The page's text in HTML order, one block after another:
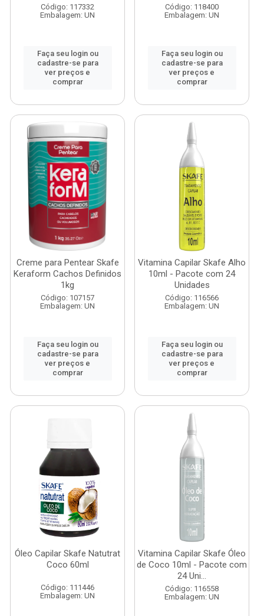
Código: 117332
Embalagem: UN
Faça seu login ou
cadastre-se para
ver preços e
comprar
Código: 118400
Embalagem: UN
Faça seu login ou
cadastre-se para
ver preços e
comprar
Creme para Pentear Skafe
Keraform Cachos Definidos
1kg
Código: 107157
Embalagem: UN
Faça seu login ou
cadastre-se para
ver preços e
comprar
Vitamina Capilar Skafe Alho
10ml - Pacote com 24
Unidades
Código: 116566
Embalagem: UN
Faça seu login ou
cadastre-se para
ver preços e
comprar
Óleo Capilar Skafe Natutrat
Coco 60ml
Código: 111446
Embalagem: UN
Vitamina Capilar Skafe Óleo
de Coco 10ml - Pacote com
24 Uni...
Código: 116558
Embalagem: UN